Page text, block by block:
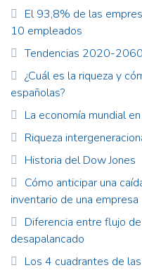
El 93,8% de las
10 empleados
Tendencias 2020-
¿Cuál es la riqueza y
españolas?
La economía mundial
Riqueza
Historia del Dow Jones
Cómo anticipar una
inventario de una empresa
Diferencia entre flujo
desapalancado
Los 4 cuadrantes de